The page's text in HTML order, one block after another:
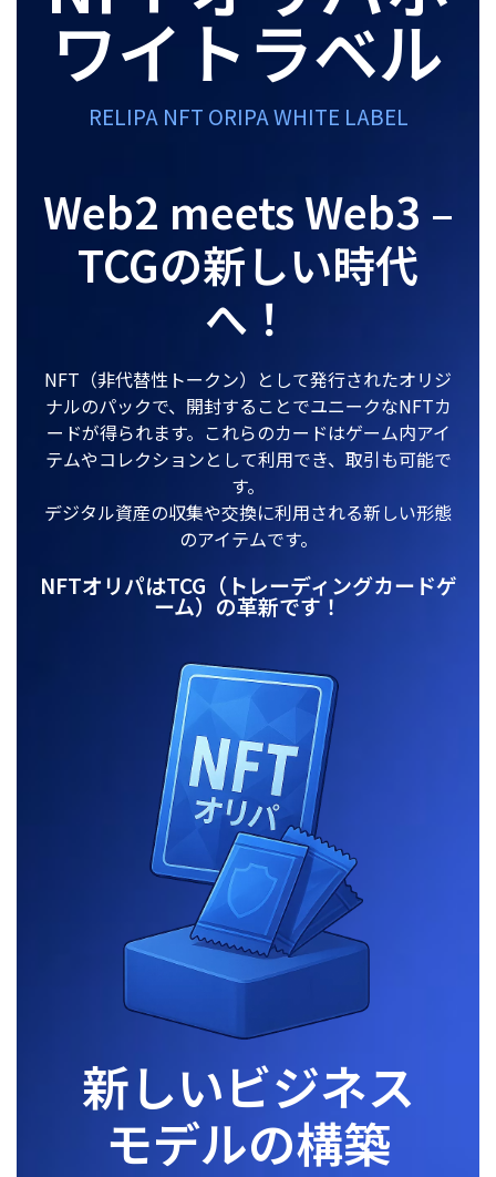
ワイトラベル
RELIPA NFT ORIPA WHITE LABEL
Web2 meets Web3 –
TCGの新しい時代
へ！
NFT（非代替性トークン）として発行されたオリジ
ナルのパックで、開封することでユニークなNFTカ
ードが得られます。これらのカードはゲーム内アイ
テムやコレクションとして利用でき、取引も可能で
す。
デジタル資産の収集や交換に利用される新しい形態
のアイテムです。
NFTオリパはTCG（トレーディングカードゲ
ーム）の革新です！
新しいビジネス
モデルの構築